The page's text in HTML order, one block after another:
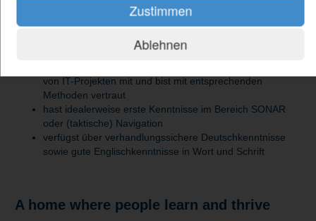
Zustimmen
Ablehnen
hast ein erfolgreich abgeschlossenes Studium der
Informatik, Natur- oder Ingenieurwissenschaften oder
verfügst über eine vergleichbare Qualifikation
von IT-Projekten mit und bist mit entsprechenden
Methoden vertraut
hast idealerweise erste Kenntnisse im Bereich SONAR
oder (taktische) Navigation
verfügst über verhandlungssichere Deutschkenntnisse
sowie gute Englischkenntnisse in Wort und Schrift
A home where people learn and thrive